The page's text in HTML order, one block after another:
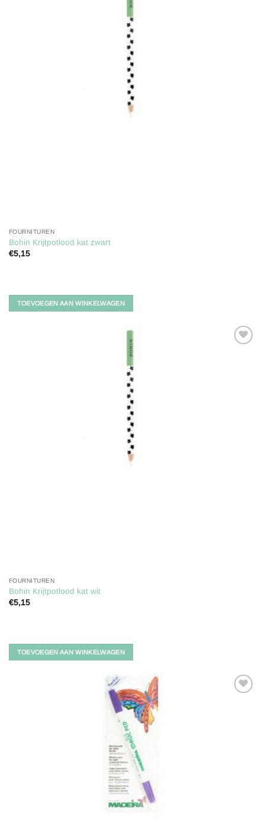
FOURNITUREN
Bohin Krijtpotlood kat zwart
€5,15
TOEVOEGEN AAN WINKELWAGEN
FOURNITUREN
Bohin Krijtpotlood kat wit
€5,15
TOEVOEGEN AAN WINKELWAGEN